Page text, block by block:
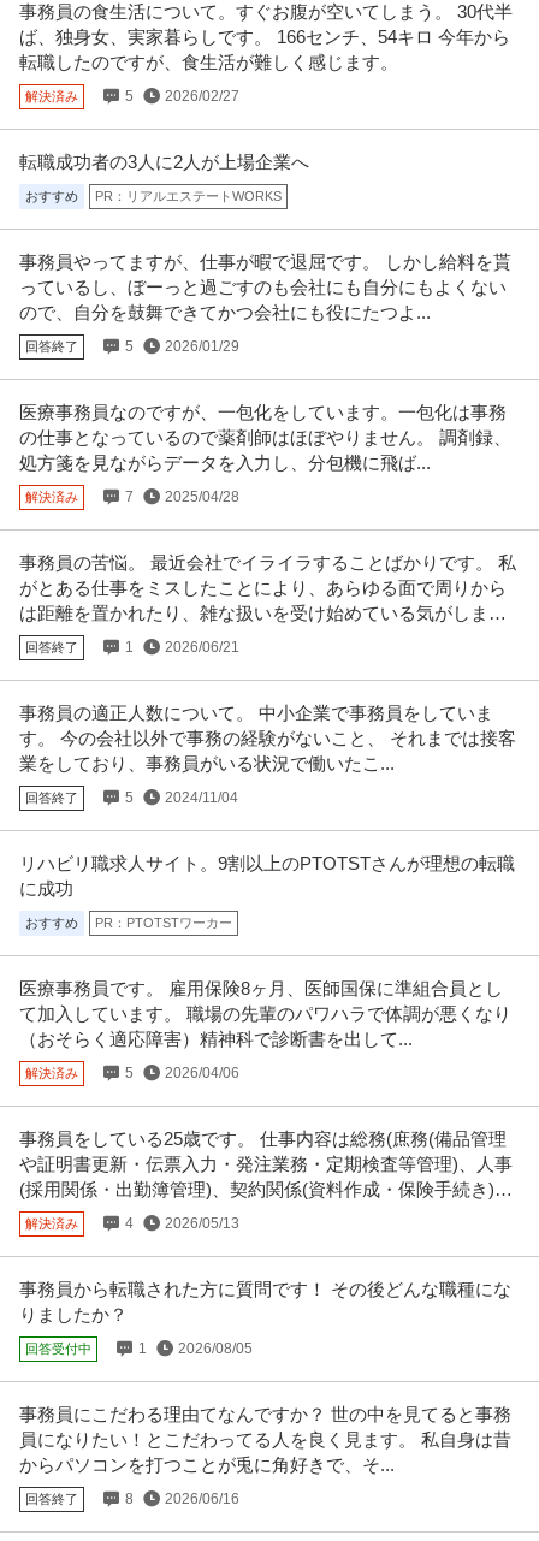
事務員の食生活について。すぐお腹が空いてしまう。 30代半
ば、独身女、実家暮らしです。 166センチ、54キロ 今年から
転職したのですが、食生活が難しく感じます。
解決済み 5 2026/02/27
転職成功者の3人に2人が上場企業へ
おすすめ PR：リアルエステートWORKS
事務員やってますが、仕事が暇で退屈です。 しかし給料を貰
っているし、ぼーっと過ごすのも会社にも自分にもよくない
ので、自分を鼓舞できてかつ会社にも役にたつよ...
回答終了 5 2026/01/29
医療事務員なのですが、一包化をしています。一包化は事務
の仕事となっているので薬剤師はほぼやりません。 調剤録、
処方箋を見ながらデータを入力し、分包機に飛ば...
解決済み 7 2025/04/28
事務員の苦悩。 最近会社でイライラすることばかりです。 私
がとある仕事をミスしたことにより、あらゆる面で周りから
は距離を置かれたり、雑な扱いを受け始めている気がしま
す。
回答終了 1 2026/06/21
事務員の適正人数について。 中小企業で事務員をしていま
す。 今の会社以外で事務の経験がないこと、 それまでは接客
業をしており、事務員がいる状況で働いたこ...
回答終了 5 2024/11/04
リハビリ職求人サイト。9割以上のPTOTSTさんが理想の転職
に成功
おすすめ PR：PTOTSTワーカー
医療事務員です。 雇用保険8ヶ月、医師国保に準組合員とし
て加入しています。 職場の先輩のパワハラで体調が悪くなり
（おそらく適応障害）精神科で診断書を出して...
解決済み 5 2026/04/06
事務員をしている25歳です。 仕事内容は総務(庶務(備品管理
や証明書更新・伝票入力・発注業務・定期検査等管理)、人事
(採用関係・出勤簿管理)、契約関係(資料作成・保険手続き)な
どなど)です。
解決済み 4 2026/05/13
事務員から転職された方に質問です！ その後どんな職種にな
りましたか？
回答受付中 1 2026/08/05
事務員にこだわる理由てなんですか？ 世の中を見てると事務
員になりたい！とこだわってる人を良く見ます。 私自身は昔
からパソコンを打つことが兎に角好きで、そ...
回答終了 8 2026/06/16